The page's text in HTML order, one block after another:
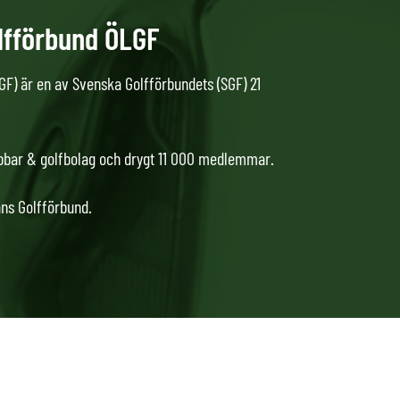
ÖLGF
är en av Svenska Golfförbundets (SGF) 21
& golfbolag och drygt 11 000 medlemmar.
Golfförbund.